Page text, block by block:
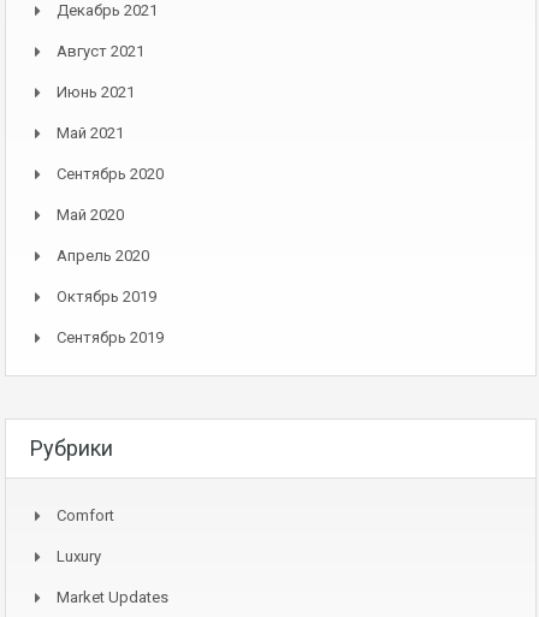
Декабрь 2021
Август 2021
Июнь 2021
Май 2021
Сентябрь 2020
Май 2020
Апрель 2020
Октябрь 2019
Сентябрь 2019
Рубрики
Comfort
Luxury
Market Updates